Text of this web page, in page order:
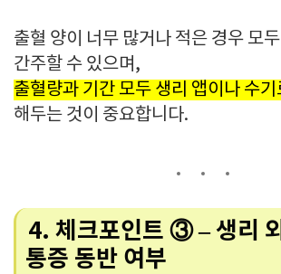
출혈 양이 너무 많거나 적은 경우 모
간주할 수 있으며,
출혈량과 기간 모두 생리 앱이나 수
해두는 것이 중요합니다.
4. 체크포인트 ③ – 생리
통증 동반 여부